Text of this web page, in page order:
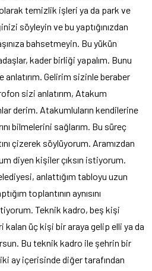
temizlik işleri ya da park ve
söyleyin ve bu yaptığınızdan
bahsetmeyin. Bu yükün
kader birliği yapalım. Bunu
anlatırım. Gelirim sizinle beraber
sizi anlatırım, Atakum
derim. Atakumluların kendilerine
bilmelerini sağlarım. Bu süreç
çizerek söylüyorum. Aramızdan
diyen kişiler çıksın istiyorum.
anlattığım tabloyu uzun
toplantının aynısını
Teknik kadro, beş kişi
kalan üç kişi bir araya gelip elli ya da
Bu teknik kadro ile şehrin bir
ay içerisinde diğer tarafından